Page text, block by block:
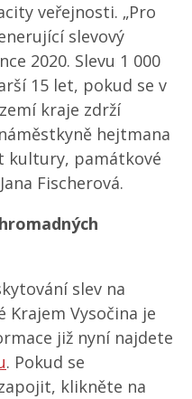
veřejnosti. „Pro
slevový
2020. Slevu 1 000
15 let, pokud se v
kraje zdrží
hejtmana
kultury, památkové
Fischerová.
slev na
Krajem Vysočina je
již nyní najdete
. Pokud se
klikněte na